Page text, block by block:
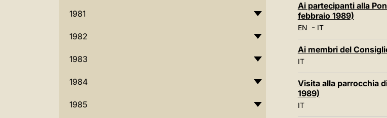
1981
1982
1983
1984
1985
Ai partecipanti alla
febbraio 1989)
EN - IT
Ai membri del
IT
Visita alla parrocchia
1989)
IT